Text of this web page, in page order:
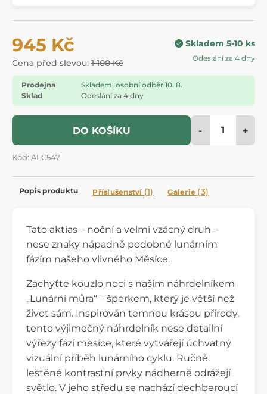
945 Kč
Cena před slevou: 1 100 Kč
Skladem 5-10 ks
Odeslání za 4 dny
Prodejna
Skladem, osobní odběr 10. 8.
Sklad
Odeslání za 4 dny
DO KOŠÍKU - +
Kód: ALC547
Popis produktu Příslušenství (1) Galerie (3)
Tato aktias – noční a velmi vzácný druh –
nese znaky nápadně podobné lunárním
fázím našeho vlivného Měsíce.
Zachyťte kouzlo noci s naším náhrdelníkem
„Lunární můra“ – šperkem, který je větší než
život sám. Inspirován temnou krásou přírody,
tento výjimečný náhrdelník nese detailní
výřezy fází měsíce, které vytvářejí úchvatný
vizuální příběh lunárního cyklu. Ručně
leštěné kontrastní prvky nádherně odrážejí
světlo. V jeho středu se nachází dechberoucí